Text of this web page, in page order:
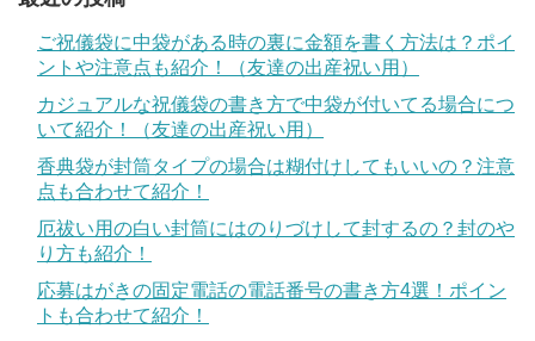
ご祝儀袋に中袋がある時の裏に金額を書く方法は？ポイ
ントや注意点も紹介！（友達の出産祝い用）
カジュアルな祝儀袋の書き方で中袋が付いてる場合につ
いて紹介！（友達の出産祝い用）
香典袋が封筒タイプの場合は糊付けしてもいいの？注意
点も合わせて紹介！
厄祓い用の白い封筒にはのりづけして封するの？封のや
り方も紹介！
応募はがきの固定電話の電話番号の書き方4選！ポイン
トも合わせて紹介！